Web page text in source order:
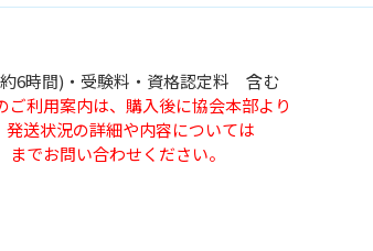
6時間)・受験料・資格認定料 含む
利用案内は、購入後に協会本部より
送状況の詳細や内容については
でお問い合わせください。